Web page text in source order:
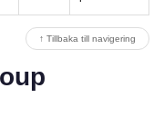
↑ Tillbaka till navigering